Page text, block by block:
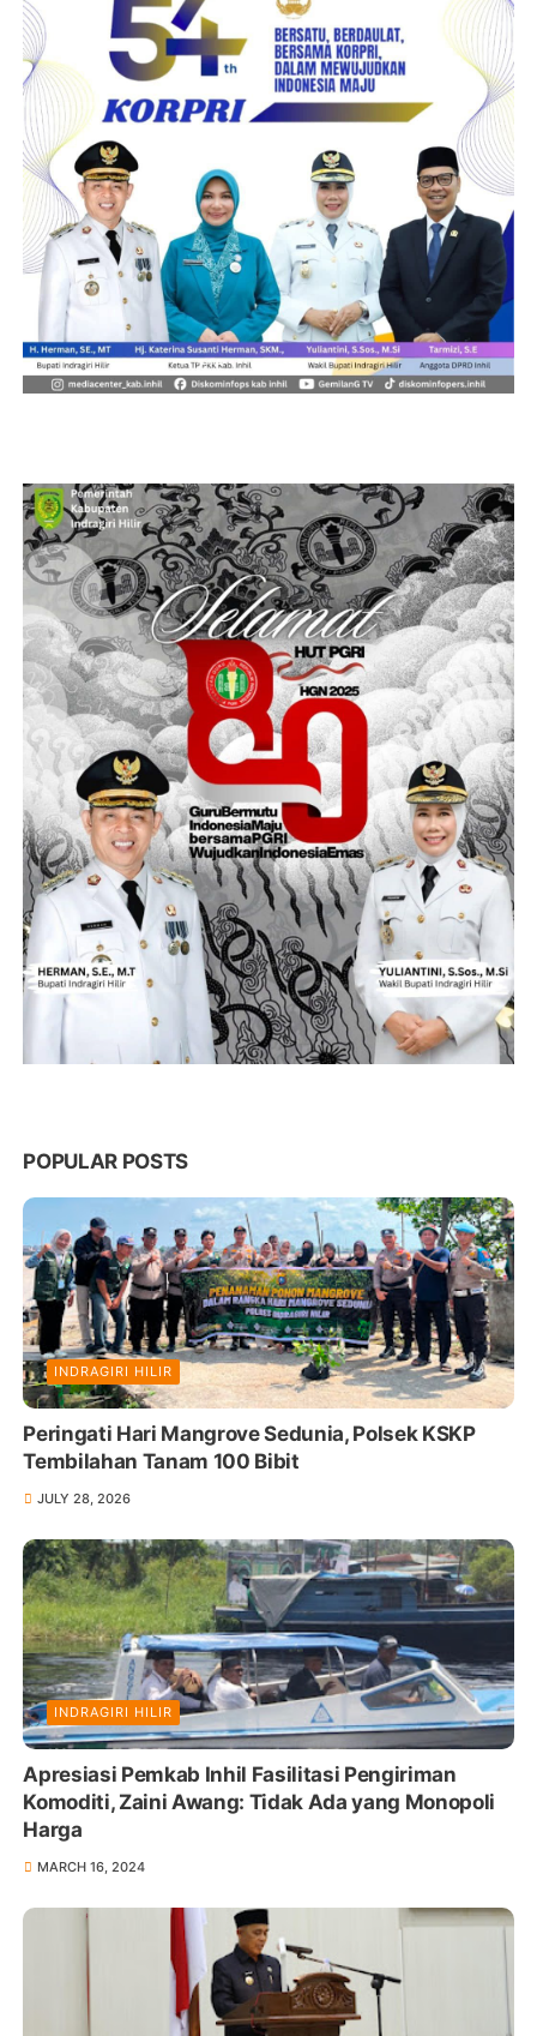
POPULAR POSTS
INDRAGIRI HILIR
Peringati Hari Mangrove Sedunia, Polsek KSKP
Tembilahan Tanam 100 Bibit
JULY 28, 2026
INDRAGIRI HILIR
Apresiasi Pemkab Inhil Fasilitasi Pengiriman
Komoditi, Zaini Awang: Tidak Ada yang Monopoli
Harga
MARCH 16, 2024